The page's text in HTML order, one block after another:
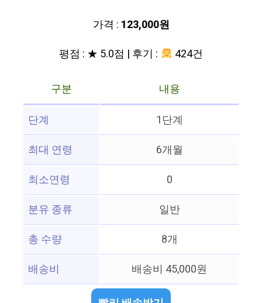
가격 : 123,000원
평점 : ★ 5.0점 | 후기 :
424건
구분
내용
단계
1단계
최대 연령
6개월
최소연령
0
분유 종류
일반
총 수량
8개
배송비
배송비 45,000원